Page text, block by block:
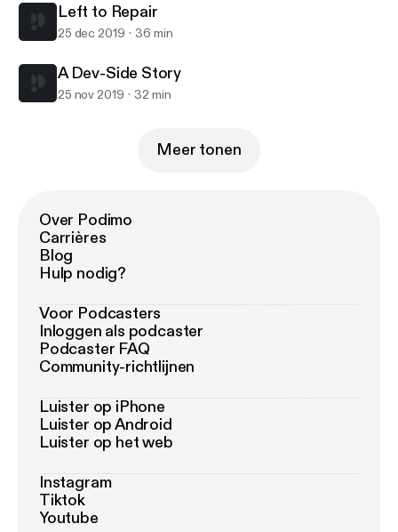
Left to Repair
25 dec 2019 36 min
A Dev-Side Story
25 nov 2019 32 min
Meer tonen
Over Podimo
Carrières
Blog
Hulp nodig?
Voor Podcasters
Inloggen als podcaster
Podcaster FAQ
Community-richtlijnen
Luister op iPhone
Luister op Android
Luister op het web
Instagram
Tiktok
Youtube